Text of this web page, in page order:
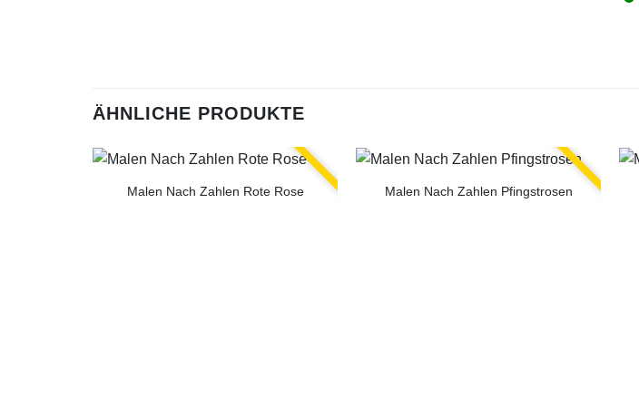
ÄHNLICHE PRODUKTE
Malen Nach Zahlen Rote Rose Malen Nach Zahlen Pfingstrosen